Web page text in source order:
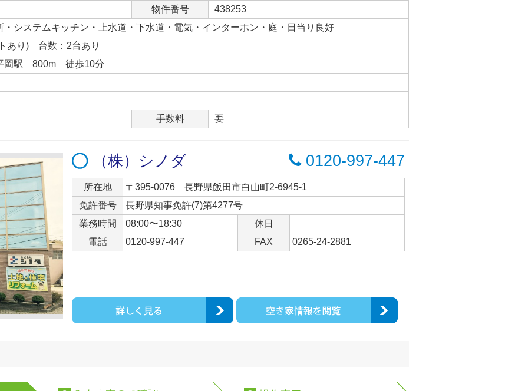
物件番号
438253
・システムキッチン・上水道・下水道・電気・インターホン・庭・日当り良好
あり) 台数：2台あり
岡駅 800m 徒歩10分
手数料 要
（株）シノダ 0120-997-447
所在地
〒395-0076 長野県飯田市白山町2-6945-1
免許番号
長野県知事免許(7)第4277号
業務時間
08:00〜18:30
休日
電話
0120-997-447 FAX 0265-24-2881